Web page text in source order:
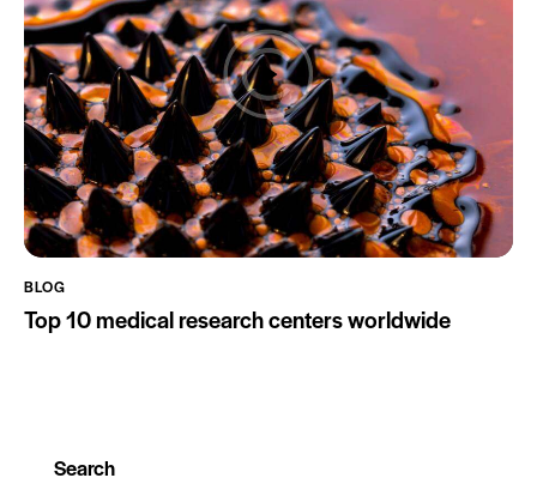
BLOG
Top 10 medical research centers worldwide
Search